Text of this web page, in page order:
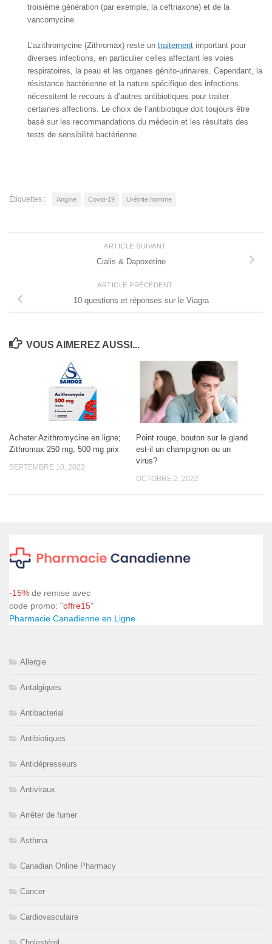
troisième génération (par exemple, la ceftriaxone) et de la
vancomycine.
L’azithromycine (Zithromax) reste un traitement important pour
diverses infections, en particulier celles affectant les voies
respiratoires, la peau et les organes génito-urinaires. Cependant, la
résistance bactérienne et la nature spécifique des infections
nécessitent le recours à d’autres antibiotiques pour traiter
certaines affections. Le choix de l’antibiotique doit toujours être
basé sur les recommandations du médecin et les résultats des
tests de sensibilité bactérienne.
Étiquettes : Angine Covid-19 Urétrite homme
ARTICLE SUIVANT
Cialis & Dapoxetine
ARTICLE PRÉCÉDENT
10 questions et réponses sur le Viagra
VOUS AIMEREZ AUSSI...
Acheter Azithromycine en ligne;
Zithromax 250 mg, 500 mg prix
SEPTEMBRE 10, 2022
Point rouge, bouton sur le gland
est-il un champignon ou un
virus?
OCTOBRE 2, 2022
-15% de remise avec
code promo: "offre15"
Pharmacie Canadienne en Ligne
Allergie
Antalgiques
Antibacterial
Antibiotiques
Antidépresseurs
Antiviraux
Arrêter de fumer
Asthma
Canadian Online Pharmacy
Cancer
Cardiovasculaire